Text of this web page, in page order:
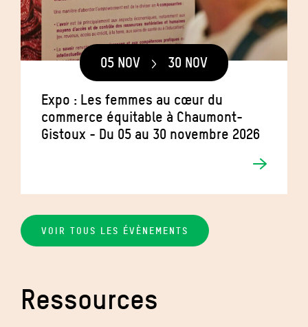
05 NOV 30 NOV
Expo : Les femmes au cœur du
commerce équitable à Chaumont-
Gistoux - Du 05 au 30 novembre 2026
VOIR TOUS LES ÉVÈNEMENTS
Ressources